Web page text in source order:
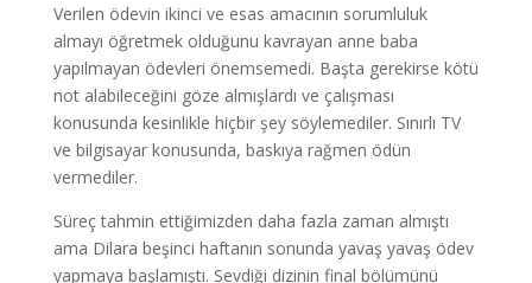
Verilen ödevin ikinci ve esas amacının sorumluluk
almayı öğretmek olduğunu kavrayan anne baba
yapılmayan ödevleri önemsemedi. Başta gerekirse kötü
not alabileceğini göze almışlardı ve çalışması
konusunda kesinlikle hiçbir şey söylemediler. Sınırlı TV
ve bilgisayar konusunda, baskıya rağmen ödün
vermediler.
Süreç tahmin ettiğimizden daha fazla zaman almıştı
ama Dilara beşinci haftanın sonunda yavaş yavaş ödev
yapmaya başlamıştı. Sevdiği dizinin final bölümünü